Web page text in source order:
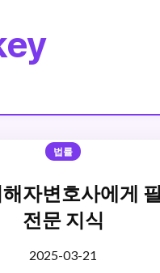
법률
자변호사에게
전문 지식
2025-03-21